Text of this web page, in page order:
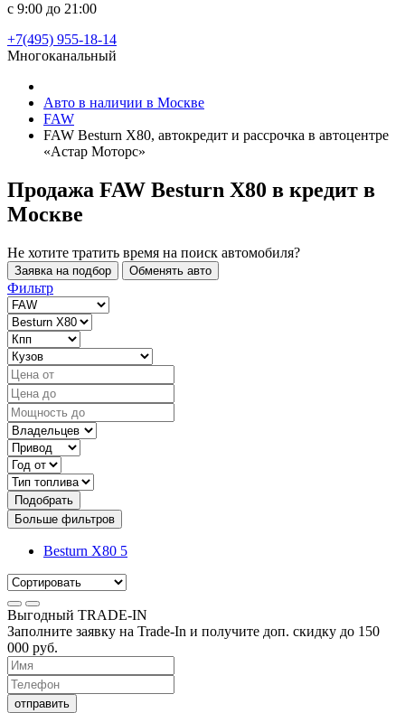
с 9:00 до 21:00
+7(495) 955-18-14
Многоканальный
Авто в наличии в Москве
FAW
FAW Besturn X80, автокредит и рассрочка в автоцентре
«Астар Моторс»
Продажа FAW Besturn X80 в кредит в
Москве
Не хотите тратить время на поиск автомобиля?
Заявка на подбор Обменять авто
Фильтр
Подобрать
Больше фильтров
Besturn X80 5
Выгодный TRADE-IN
Заполните заявку на Trade-In и получите доп. скидку до 150
000 руб.
отправить